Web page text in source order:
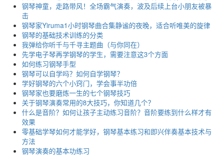
钢琴神童，走路带风！全场霸气演奏，波及后续上台小朋友被暴
击
钢琴家Yiruma1小时钢琴曲合集静谧的夜晚，适合听唯美的旋律
钢琴的基础技术训练的分类
我弹给你听千与千寻主题曲（与你同在）
先学电子琴再学钢琴的学生，需要注意这3个方面
如何练习钢琴手型
钢琴可以自学吗？如何自学钢琴？
学好钢琴的六个小窍门，学会事半功倍
钢琴家也要磨炼一生的七个钢琴技巧
关于钢琴演奏常用的8大技巧，你知道几个？
什么是音阶？如何让孩子主动练习音阶？音阶要练到什么样才有
效果
零基础学琴如何才能学好，钢琴基本练习和即兴伴奏基本技术与
方法
钢琴演奏的基本功练习